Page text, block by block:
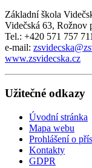
Základní škola
Videčská 63, Rožnov
Tel.: +420 571 757 711
e-mail:
www.zsvidecska.cz
Užitečné odkazy
Úvodní stránka
Mapa webu
Prohlášení o
Kontakty
GDPR